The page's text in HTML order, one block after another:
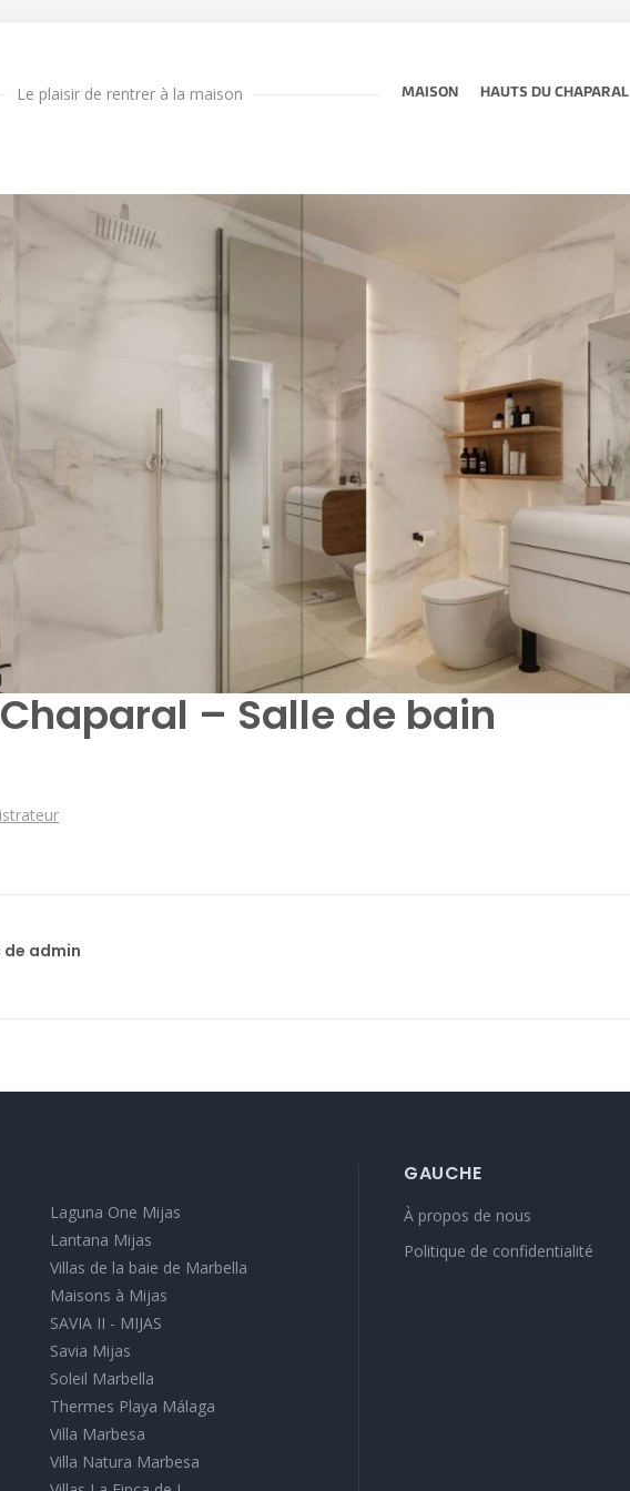
Le plaisir de rentrer à la maison MAISON HAUTS DU CHAPARAL
– Salle de bain
admin
Laguna One Mijas
Lantana Mijas
Villas de la baie de Marbella
Maisons à Mijas
SAVIA II - MIJAS
Savia Mijas
Soleil Marbella
Thermes Playa Málaga
Villa Marbesa
Villa Natura Marbesa
GAUCHE
À propos de nous
Politique de confidentialité